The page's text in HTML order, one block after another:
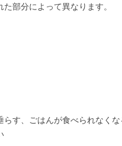
部分によって異なります。
らす、ごはんが食べられなくな